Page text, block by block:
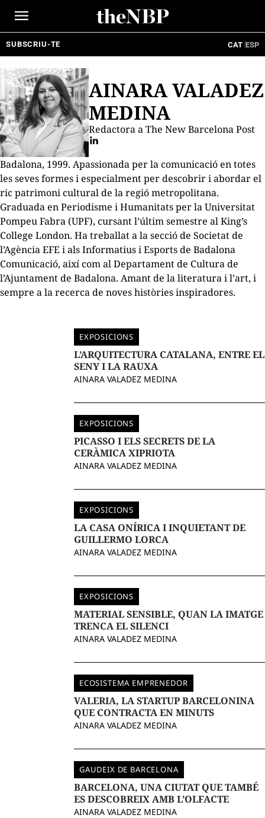
SUBSCRIU-TE CAT ESP
AINARA VALADEZ
MEDINA
Redactora a The New Barcelona Post
Badalona, 1999. Apassionada per la comunicació en totes
les seves formes i especialment per descobrir i abordar el
ric patrimoni cultural de la regió metropolitana.
Graduada en Periodisme i Humanitats per la Universitat
Pompeu Fabra (UPF), cursant l’últim semestre al King’s
College London. Ha treballat a la secció de Societat de
l’Agència EFE i als Informatius i Esports de Badalona
Comunicació, així com al Departament de Cultura de
l’Ajuntament de Badalona. Amant de la literatura i l’art, i
sempre a la recerca de noves històries inspiradores.
EXPOSICIONS
L’ARQUITECTURA CATALANA, ENTRE EL
SENY I LA RAUXA
AINARA VALADEZ MEDINA
EXPOSICIONS
PICASSO I ELS SECRETS DE LA
CERÀMICA XIPRIOTA
AINARA VALADEZ MEDINA
EXPOSICIONS
LA CASA ONÍRICA I INQUIETANT DE
GUILLERMO LORCA
AINARA VALADEZ MEDINA
EXPOSICIONS
MATERIAL SENSIBLE, QUAN LA IMATGE
TRENCA EL SILENCI
AINARA VALADEZ MEDINA
ECOSISTEMA EMPRENEDOR
VALERIA, LA STARTUP BARCELONINA
QUE CONTRACTA EN MINUTS
AINARA VALADEZ MEDINA
GAUDEIX DE BARCELONA
BARCELONA, UNA CIUTAT QUE TAMBÉ
ES DESCOBREIX AMB L’OLFACTE
AINARA VALADEZ MEDINA